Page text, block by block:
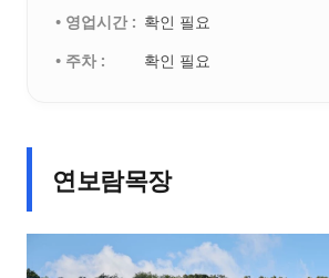
• 영업시간 : 확인 필요
• 주차 :
확인 필요
연보람목장